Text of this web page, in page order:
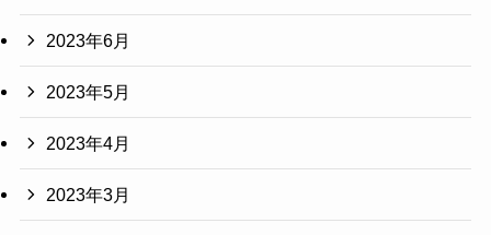
2023年6月
2023年5月
2023年4月
2023年3月